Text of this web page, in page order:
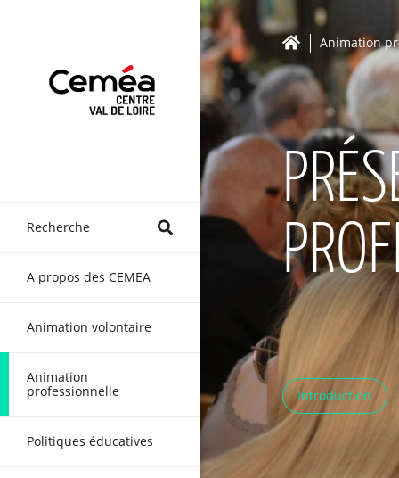
Animation
Introduction
Recherche
A propos des CEMEA
Animation volontaire
Animation
professionnelle
Politiques éducatives